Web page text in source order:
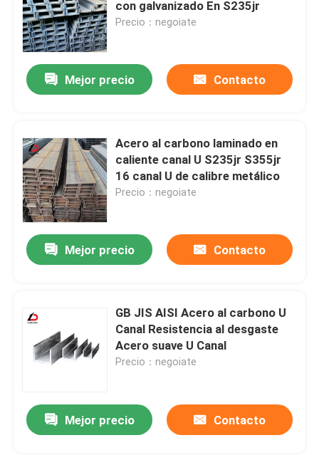
con galvanizado En S235jr
Precio：negoiate
Mejor precio Contacto
Acero al carbono laminado en
caliente canal U S235jr S355jr
16 canal U de calibre metálico
Precio：negoiate
Mejor precio Contacto
GB JIS AISI Acero al carbono U
Canal Resistencia al desgaste
Acero suave U Canal
Precio：negoiate
Mejor precio Contacto